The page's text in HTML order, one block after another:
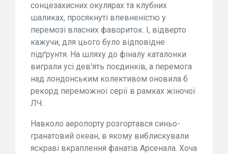
сонцезахисних окулярах та клубних
шаликах, просякнуті впевненістю у
перемозі власних фавориток. І, відверто
кажучи, для цього було відповідне
підґрунтя. На шляху до фіналу каталонки
виграли усі дев'ять поєдинків, а перемога
над лондонським колективом оновила б
рекорд переможної серії в рамках жіночої
ЛЧ.
Навколо аеропорту розгортався синьо-
гранатовий океан, в якому виблискували
яскраві вкраплення фанатів Арсенала. Хоча